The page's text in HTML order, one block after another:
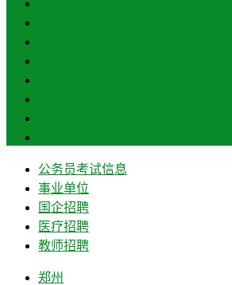
公务员考试信息
事业单位
国企招聘
医疗招聘
教师招聘
郑州